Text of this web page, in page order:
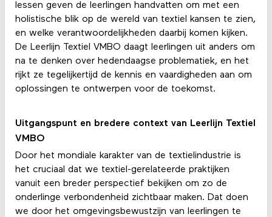
lessen geven de leerlingen handvatten om met een
holistische blik op de wereld van textiel kansen te zien,
en welke verantwoordelijkheden daarbij komen kijken.
De Leerlijn Textiel VMBO daagt leerlingen uit anders om
na te denken over hedendaagse problematiek, en het
rijkt ze tegelijkertijd de kennis en vaardigheden aan om
oplossingen te ontwerpen voor de toekomst.
Uitgangspunt en bredere context van Leerlijn Textiel
VMBO
Door het mondiale karakter van de textielindustrie is
het cruciaal dat we textiel-gerelateerde praktijken
vanuit een breder perspectief bekijken om zo de
onderlinge verbondenheid zichtbaar maken. Dat doen
we door het omgevingsbewustzijn van leerlingen te